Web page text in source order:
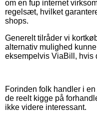
om en fup internet
regelsæt, hvilket
shops.
Generelt tilråder vi
alternativ mulighed
eksempelvis ViaBill, hvis
Forinden folk handler i
de reelt kigge på
ikke videre interessant.